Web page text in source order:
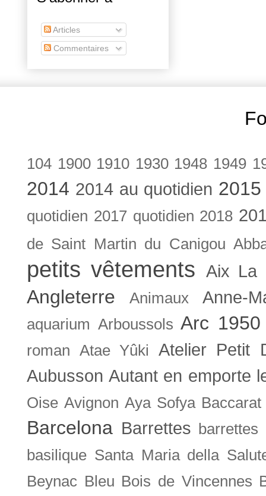
Articles
Commentaires
104 1900 1910 1930 1948 1949
2014 2014 au quotidien
quotidien 2017 quotidien 2018
de Saint Martin du Canigou
petits vêtements Aix La
Angleterre Animaux Anne-
aquarium Arboussols Arc 1950
roman Atae Yûki
Atelier Petit
Aubusson Autant en emporte
Oise Avignon Aya Sofya Baccarat
Barcelona Barrettes barrettes
basilique Santa Maria della
Beynac Bleu Bois de Vincennes